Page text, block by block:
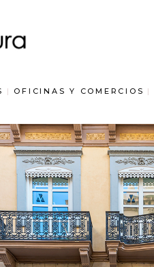
OFICINAS Y COMERCIOS